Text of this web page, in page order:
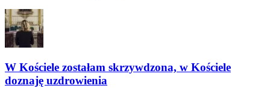
W Kościele zostałam skrzywdzona, w Kościele
doznaję uzdrowienia